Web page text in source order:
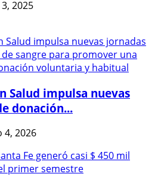
2025
Salud impulsa nuevas
donación...
4, 2026